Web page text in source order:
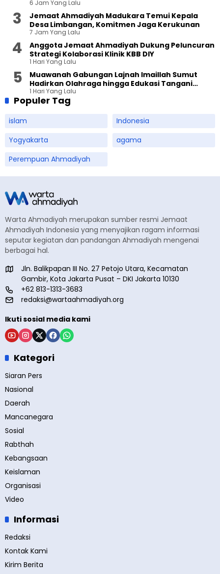
6 Jam Yang Lalu
Jemaat Ahmadiyah Madukara Temui Kepala
Desa Limbangan, Komitmen Jaga Kerukunan
7 Jam Yang Lalu
Anggota Jemaat Ahmadiyah Dukung Peluncuran
Strategi Kolaborasi Klinik KBB DIY
1 Hari Yang Lalu
Muawanah Gabungan Lajnah Imaillah Sumut
Hadirkan Olahraga hingga Edukasi Tangani
Sampah
1 Hari Yang Lalu
Populer Tag
islam
Indonesia
Yogyakarta
agama
Perempuan Ahmadiyah
Warta Ahmadiyah merupakan sumber resmi Jemaat
Ahmadiyah Indonesia yang menyajikan ragam informasi
seputar kegiatan dan pandangan Ahmadiyah mengenai
berbagai hal.
Jln. Balikpapan III No. 27 Petojo Utara, Kecamatan
Gambir, Kota Jakarta Pusat – DKI Jakarta 10130
+62 813-1313-3683
redaksi@wartaahmadiyah.org
Ikuti sosial media kami
Kategori
Siaran Pers
Nasional
Daerah
Mancanegara
Sosial
Rabthah
Kebangsaan
Keislaman
Organisasi
Video
Informasi
Redaksi
Kontak Kami
Kirim Berita